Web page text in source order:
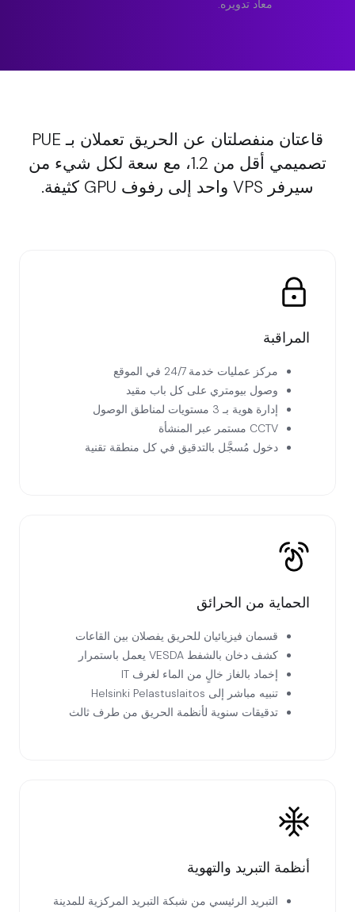
معاد تدويره.
قاعتان منفصلتان عن الحريق تعملان بـ PUE
تصميمي أقل من 1.2، مع سعة لكل شيء من
سيرفر VPS واحد إلى رفوف GPU كثيفة.
المراقبة
مركز عمليات خدمة 24/7 في الموقع
وصول بيومتري على كل باب مقيد
إدارة هوية بـ 3 مستويات لمناطق الوصول
CCTV مستمر عبر المنشأة
دخول مُسجَّل بالتدقيق في كل منطقة تقنية
الحماية من الحرائق
قسمان فيزيائيان للحريق يفصلان بين القاعات
كشف دخان بالشفط VESDA يعمل باستمرار
إخماد بالغاز خالٍ من الماء لغرف IT
تنبيه مباشر إلى Helsinki Pelastuslaitos
تدقيقات سنوية لأنظمة الحريق من طرف ثالث
أنظمة التبريد والتهوية
التبريد الرئيسي من شبكة التبريد المركزية للمدينة